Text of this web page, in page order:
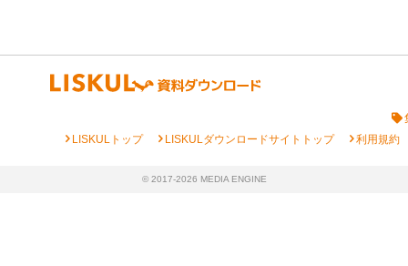
chevron_rightLISKULトップ chevron_rightLISKULダウンロードサイトトップ chevron_right利用規約
© 2017-2026 MEDIA ENGINE